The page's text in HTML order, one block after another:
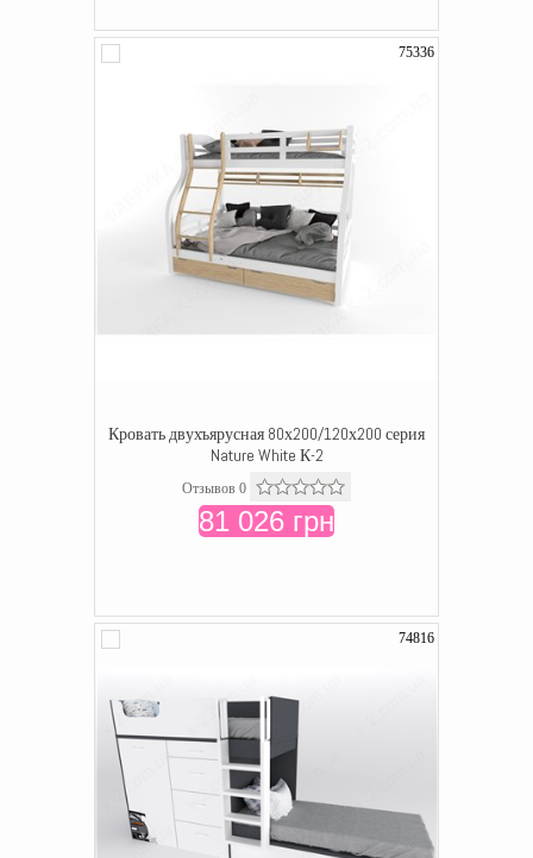
75336
Кровать двухъярусная 80х200/120х200 серия
Nature White К-2
Отзывов 0
81 026 грн
74816